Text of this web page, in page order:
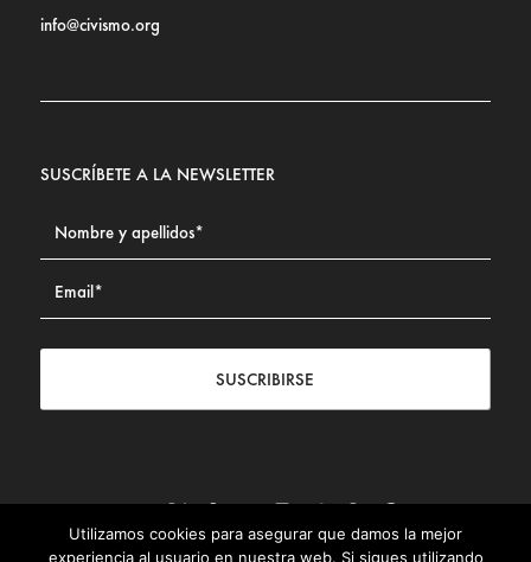
info@civismo.org
SUSCRÍBETE A LA NEWSLETTER
SUSCRIBIRSE
Contacto | Aviso legal | Política de privacidad | Política de
Utilizamos cookies para asegurar que damos la mejor
experiencia al usuario en nuestra web. Si sigues utilizando